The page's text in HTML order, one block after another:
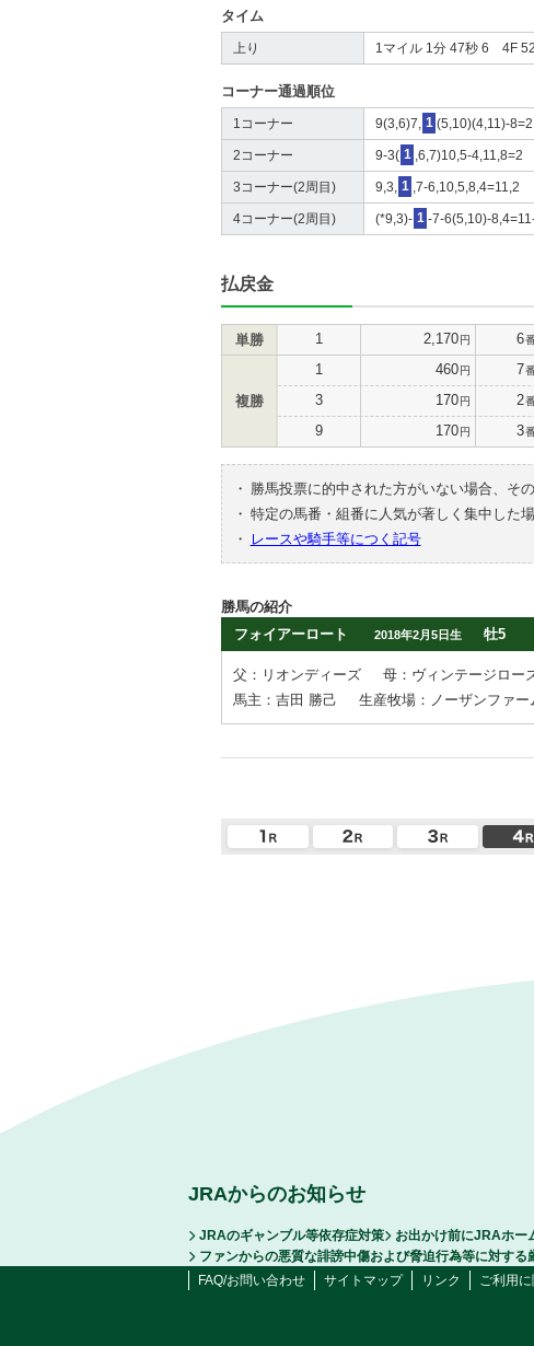
タイム
上り 1マイル 1分 47秒 6 4F
コーナー通過順位
1コーナー 9(3,6)7, 1 (5,10)(4,11)-8=2
2コーナー 9-3( 1 ,6,7)10,5-4,11,8=2
3コーナー(2周目) 9,3, 1 ,7-6,10,5,8,4=11,2
4コーナー(2周目) (*9,3)- 1 -7-6(5,10)-
払戻金
単勝 1 2,170円 6
複勝
1 460円 7
3 170円 2
9 170円 3
・ 勝馬投票に的中された方がいない場合、そ
・ 特定の馬番・組番に人気が著しく集中した場
・
レースや騎手等につく記号
勝馬の紹介
フォイアーロート
2018年2月5日生 牡5
父：リオンディーズ
母：ヴィンテージロー
馬主：吉田 勝己
生産牧場：ノーザンファー
JRAからのお知らせ
JRAのギャンブル等依存症対策 お出かけ前にJRAホー
ファンからの悪質な誹謗中傷および脅迫行為等に対する
FAQ/お問い合わせ
サイトマップ リンク ご利用